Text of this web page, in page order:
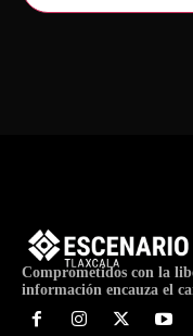
Comprometidos con la
información encauza el